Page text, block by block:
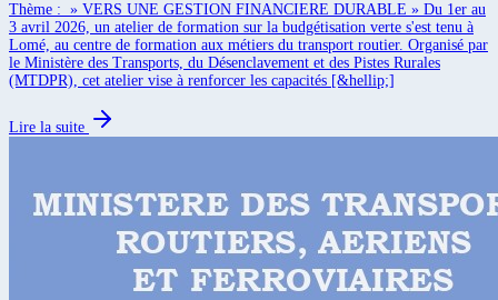
Thème : » VERS UNE GESTION FINANCIERE DURABLE » Du 1er au
3 avril 2026, un atelier de formation sur la budgétisation verte s'est tenu à
Lomé, au centre de formation aux métiers du transport routier. Organisé par
le Ministère des Transports, du Désenclavement et des Pistes Rurales
(MTDPR), cet atelier vise à renforcer les capacités [&hellip;]
Lire la suite